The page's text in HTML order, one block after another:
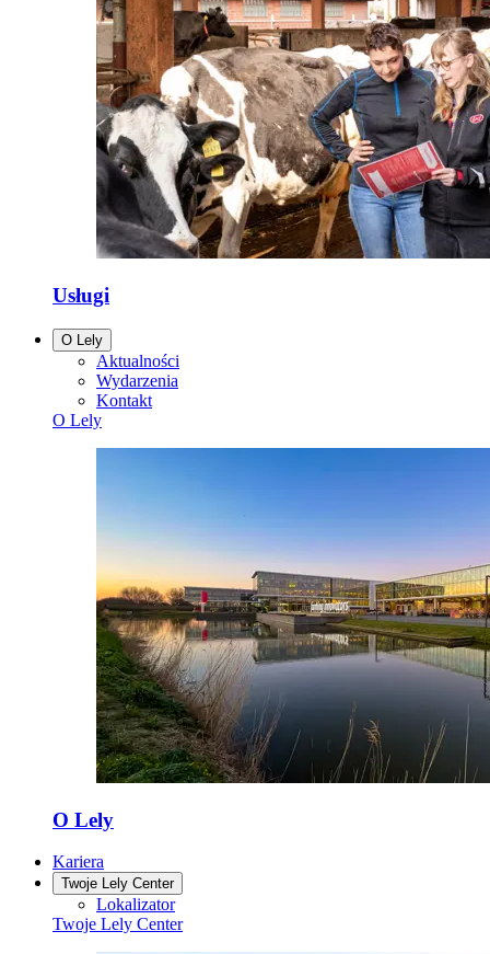
Usługi
O Lely
Aktualności
Wydarzenia
Kontakt
O Lely
O Lely
Kariera
Twoje Lely Center
Lokalizator
Twoje Lely Center